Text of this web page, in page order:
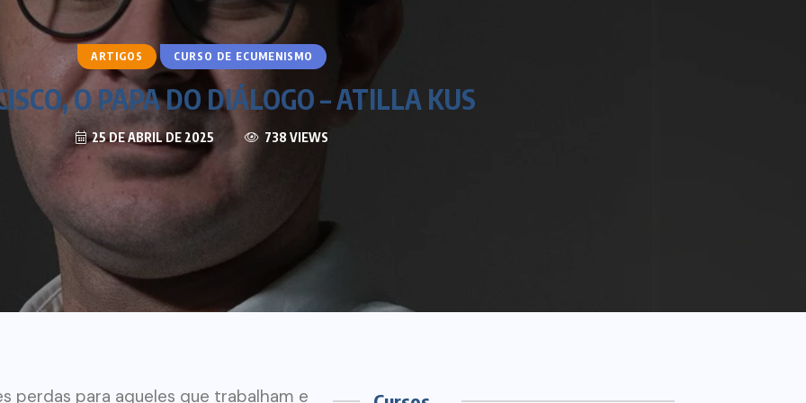
ARTIGOS CURSO DE ECUMENISMO
O PAPA DO DIÁLOGO – ATILLA KUS
25 DE ABRIL DE 2025 738 VIEWS
perdas para aqueles que trabalham e